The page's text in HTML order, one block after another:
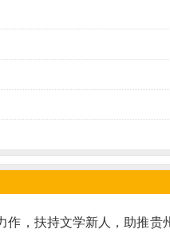
作，扶持文学新人，助推